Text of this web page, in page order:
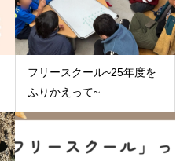
フリースクール~25年度を
ふりかえって~